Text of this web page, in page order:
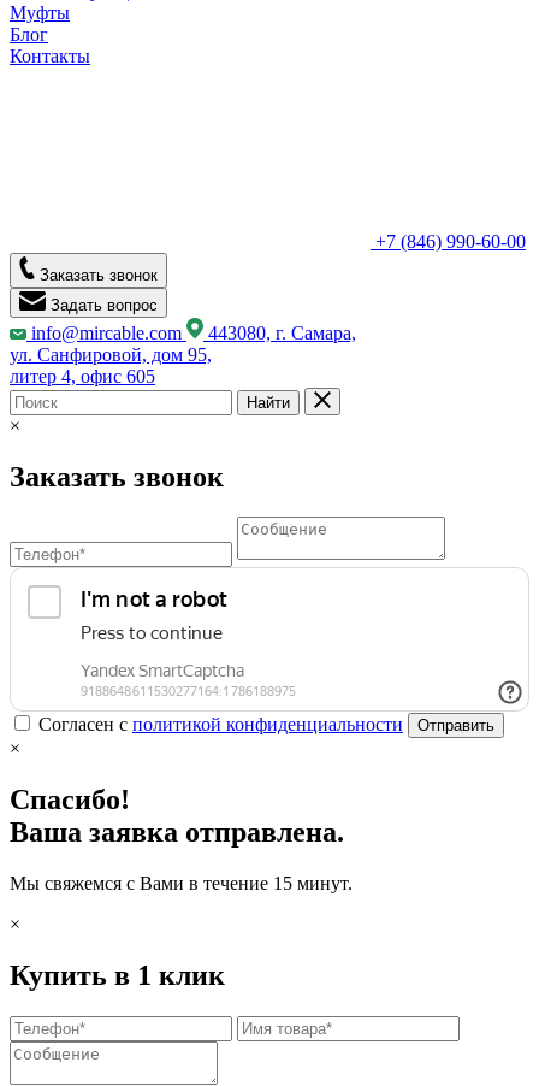
Муфты
Блог
Контакты
+7 (846) 990-60-00
Заказать звонок
Задать вопрос
info@mircable.com
443080, г. Самара,
ул. Санфировой, дом 95,
литер 4, офис 605
Найти
×
Заказать звонок
Согласен с политикой конфиденциальности Отправить
×
Спасибо!
Ваша заявка отправлена.
Мы свяжемся с Вами в течение 15 минут.
×
Купить в 1 клик